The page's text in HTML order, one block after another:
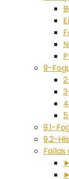
9-
9.1-
9.2-
Fallas